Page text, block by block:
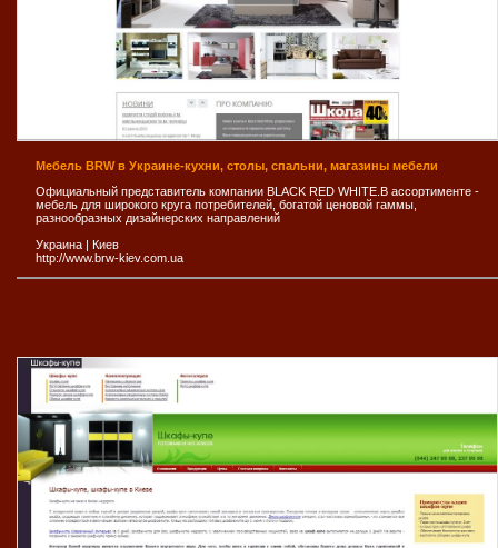
Мебель BRW в Украине-кухни, столы, спальни, магазины мебели
Официальный представитель компании BLACK RED WHITE.В ассортименте -
мебель для широкого круга потребителей, богатой ценовой гаммы,
разнообразных дизайнерских направлений
Украина | Киев
http://www.brw-kiev.com.ua